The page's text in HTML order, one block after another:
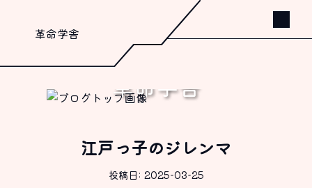
革命学舎
革命学舎
江戸っ子のジレンマ
投稿日: 2025-03-25